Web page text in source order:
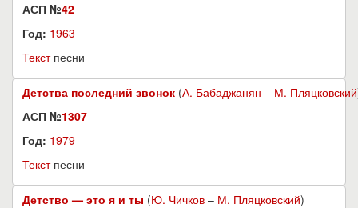
АСП №42
Год: 1963
Текстпесни
Детства последний звонок (А. Бабаджанян – М. Пляцковский
АСП №1307
Год: 1979
Текстпесни
Детство — это я и ты (Ю. Чичков – М. Пляцковский)